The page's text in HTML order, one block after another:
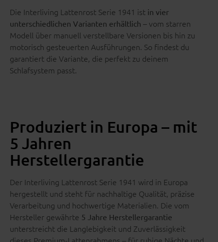
Die Interliving Lattenrost Serie 1941 ist in vier
unterschiedlichen Varianten erhältlich – vom starren
Modell über manuell verstellbare Versionen bis hin zu
motorisch gesteuerten Ausführungen. So findest du
garantiert die Variante, die perfekt zu deinem
Schlafsystem passt.
Produziert in Europa – mit
5 Jahren
Herstellergarantie
Der Interliving Lattenrost Serie 1941 wird in Europa
hergestellt und steht für nachhaltige Qualität, präzise
Verarbeitung und hochwertige Materialien. Die vom
Hersteller gewährte 5 Jahre Herstellergarantie
unterstreicht die Langlebigkeit und Zuverlässigkeit